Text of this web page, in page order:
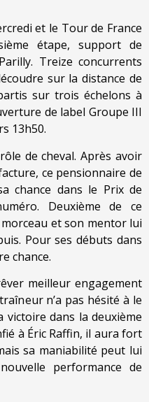
et le Tour de France
étape, support de
Treize concurrents
sur la distance de
sur trois échelons à
de label Groupe III
13h50.
de cheval. Après avoir
ce pensionnaire de
chance dans le Prix de
Deuxième de ce
morceau et son mentor lui
Pour ses débuts dans
chance.
meilleur engagement
n’a pas hésité à le
dans la deuxième
à Éric Raffin, il aura fort
sa maniabilité peut lui
performance de